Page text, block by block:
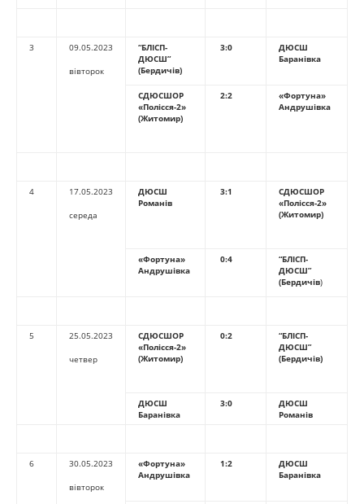
3 09.05.2023
вівторок
“БЛІСП-
ДЮСШ”
(Бердичів)
3:0
ДЮСШ
Баранівка
СДЮСШОР
«Полісся-2»
(Житомир)
2:2
«Фортуна»
Андрушівка
4 17.05.2023
середа
ДЮСШ
Романів
3:1
СДЮСШОР
«Полісся-2»
(Житомир)
«Фортуна»
Андрушівка
0:4
“БЛІСП-
ДЮСШ”
(Бердичів)
5 25.05.2023
четвер
СДЮСШОР
«Полісся-2»
(Житомир)
0:2
“БЛІСП-
ДЮСШ”
(Бердичів)
ДЮСШ
Баранівка
3:0
ДЮСШ
Романів
6 30.05.2023
вівторок
«Фортуна»
Андрушівка
1:2
ДЮСШ
Баранівка